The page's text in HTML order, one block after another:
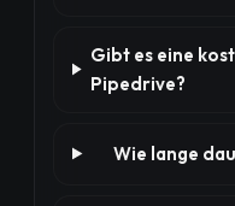
Gibt es eine
Pipedrive?
Wie lange